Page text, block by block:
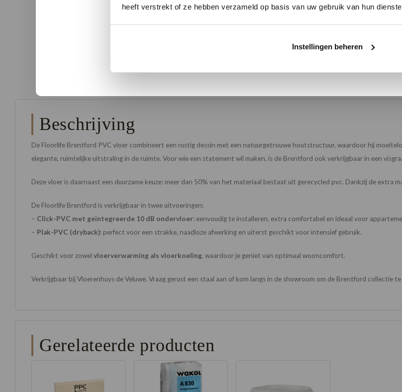
Bekijk plak PVC vloeren
heeft verstrekt of ze hebben verzameld op basis van uw gebruik van hun
Instellingen beheren
Snelle levering, mooie vloer en goed
Vloer perfect gelegd, en de service
Beschrijving
De Floorlife Brentford PVC vloer combineert een rustig dessin met een natuurgetrouwe houtstructuur, waardoor hij
elegante, ruimtelijke uitstraling in de ruimte. Voor wie een statement wil maken, is de Brentford ook verkrijgbaar in een
Deze vloer is daarnaast een duurzame keuze: meer dan 50% van het materiaal bestaat uit gerecycled pvc. Dankzij de
De Floorlife Brentford is verkrijgbaar in twee uitvoeringen:
– Click-PVC met geïntegreerde 10 dB ondervloer: eenvoudig te installeren, extra comfortabel en ideaal voor
– Plak-PVC (dryback): perfect voor een strakke, naadloze afwerking en uiterst geschikt voor intensief gebruik.
Geschikt voor zowel vloerverwarming als vloerkoeling, waardoor je geniet van optimaal wooncomfort.
Verkrijgbaar bij Vloerenhuys de Veluwe. Vraag gerust een staal aan of kom langs in de showroom om de Brentford collectie
Gerelateerde producten